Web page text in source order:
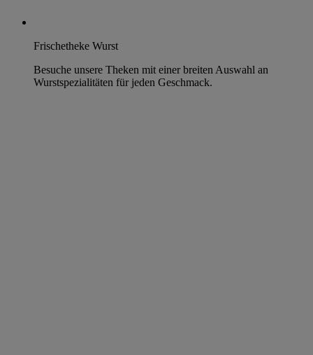
Frischetheke Wurst
Besuche unsere Theken mit einer breiten Auswahl an
Wurstspezialitäten für jeden Geschmack.